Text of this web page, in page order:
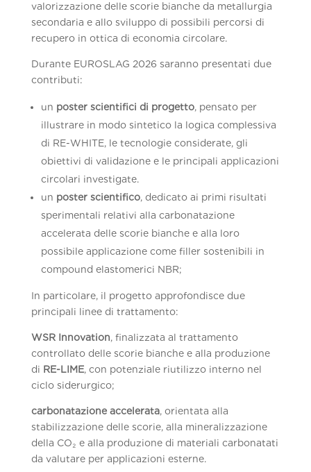
valorizzazione delle scorie bianche da metallurgia
secondaria e allo sviluppo di possibili percorsi di
recupero in ottica di economia circolare.
Durante EUROSLAG 2026 saranno presentati due
contributi:
un poster scientifici di progetto, pensato per
illustrare in modo sintetico la logica complessiva
di RE-WHITE, le tecnologie considerate, gli
obiettivi di validazione e le principali applicazioni
circolari investigate.
un poster scientifico, dedicato ai primi risultati
sperimentali relativi alla carbonatazione
accelerata delle scorie bianche e alla loro
possibile applicazione come filler sostenibili in
compound elastomerici NBR;
In particolare, il progetto approfondisce due
principali linee di trattamento:
WSR Innovation, finalizzata al trattamento
controllato delle scorie bianche e alla produzione
di RE-LIME, con potenziale riutilizzo interno nel
ciclo siderurgico;
carbonatazione accelerata, orientata alla
stabilizzazione delle scorie, alla mineralizzazione
della CO₂ e alla produzione di materiali carbonatati
da valutare per applicazioni esterne.